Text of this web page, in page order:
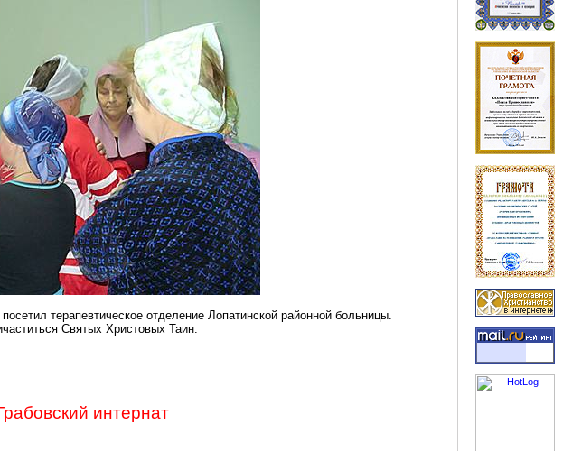
терапевтическое отделение Лопатинской районной больницы.
Святых Христовых Таин.
интернат